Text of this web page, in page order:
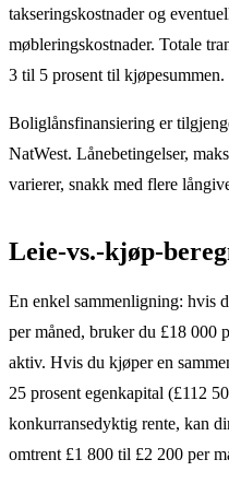
takseringskostnader og
møbleringskostnader. Totale
3 til 5 prosent til kjøpesummen.
Boliglånsfinansiering er
NatWest. Lånebetingelser,
varierer, snakk med flere
Leie-vs.-kjøp-
En enkel sammenligning: hvis
per måned, bruker du £18 000
aktiv. Hvis du kjøper en
25 prosent egenkapital (£112
konkurransedyktig rente, kan
omtrent £1 800 til £2 200 per